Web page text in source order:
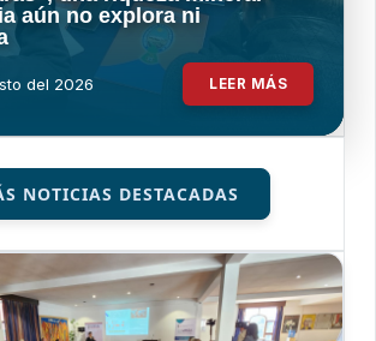
aún no explora ni
del 2026 LEER MÁS
NOTICIAS DESTACADAS